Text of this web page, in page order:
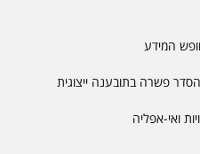
המידע
פשרה בתובענה ייצוגית
ואי-אפליה